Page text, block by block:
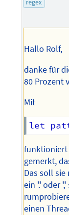
Hallo Rolf,
danke für
80 Prozent
Mit
funktioniert
gemerkt,
Das soll
ein '.' oder
einen